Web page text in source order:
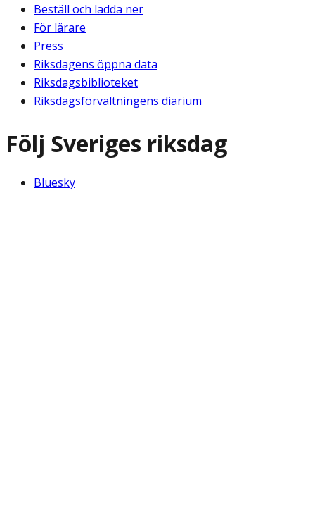
Beställ och ladda ner
För lärare
Press
Riksdagens öppna data
Riksdagsbiblioteket
Riksdagsförvaltningens diarium
Följ Sveriges riksdag
Bluesky